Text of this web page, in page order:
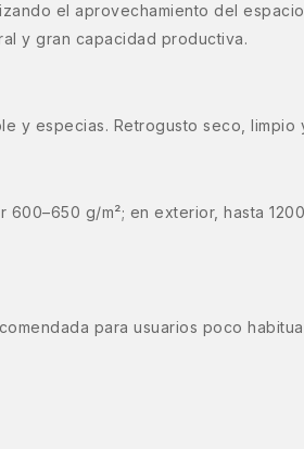
el aprovechamiento del
y gran capacidad productiva.
y especias. Retrogusto seco, limpio
g/m²; en exterior, hasta
para usuarios poco